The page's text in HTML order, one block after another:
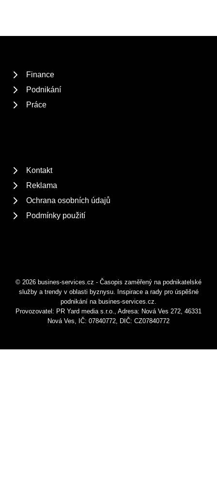
Finance
Podnikání
Práce
Kontakt
Reklama
Ochrana osobních údajů
Podmínky použití
© 2026 busines-services.cz - Časopis zaměřený na podnikatelské
služby a trendy v oblasti byznysu. Inspirace a rady pro úspěšné
podnikání na busines-services.cz.
Provozovatel: PR Yard media s.r.o., Adresa: Nová Ves 272, 46331
Nová Ves, IČ: 07840772, DIČ: CZ07840772